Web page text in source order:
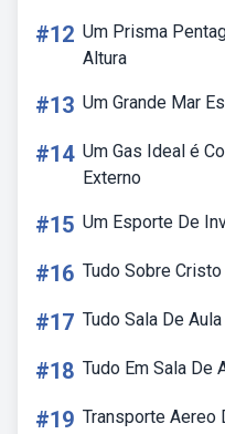
#12 Um Prisma
Altura
#13 Um Grande Mar
#14 Um Gas Ideal é
Externo
#15 Um Esporte De
#16 Tudo Sobre
#17 Tudo Sala De
#18 Tudo Em Sala De
#19 Transporte Aereo